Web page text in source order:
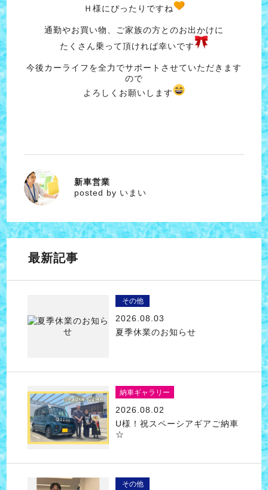
Ｈ様にぴったりですね
通勤やお買い物、ご家族の方とのお出かけに
たくさん乗って頂ければ幸いです
今後カーライフを全力でサポートさせていただきます
ので
よろしくお願いします
いまい
新車営業
posted by いまい
最新記事
その他
2026.08.03
夏季休業のお知らせ
納車ギャラリー
2026.08.02
U様！祝スペーシアギアご納車
☆
その他